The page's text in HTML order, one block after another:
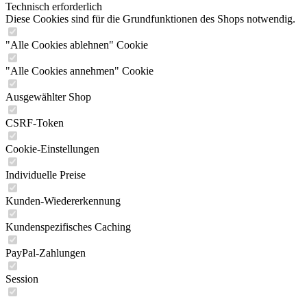
Technisch erforderlich
Diese Cookies sind für die Grundfunktionen des Shops notwendig.
"Alle Cookies ablehnen" Cookie
"Alle Cookies annehmen" Cookie
Ausgewählter Shop
CSRF-Token
Cookie-Einstellungen
Individuelle Preise
Kunden-Wiedererkennung
Kundenspezifisches Caching
PayPal-Zahlungen
Session